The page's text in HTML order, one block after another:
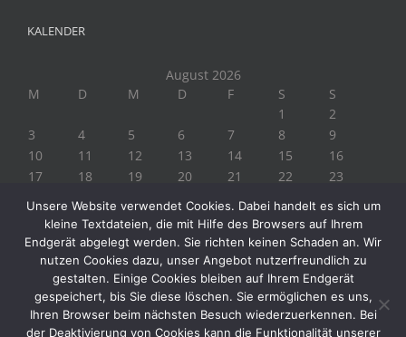
KALENDER
August 2026
M
D M D F S
S
1
2
3
4 5 6 7 8
9
10
11 12 13 14 15
16
17
18 19 20 21 22
23
« Juli
Unsere Website verwendet Cookies. Dabei handelt es sich um
kleine Textdateien, die mit Hilfe des Browsers auf Ihrem
Endgerät abgelegt werden. Sie richten keinen Schaden an. Wir
nutzen Cookies dazu, unser Angebot nutzerfreundlich zu
gestalten. Einige Cookies bleiben auf Ihrem Endgerät
gespeichert, bis Sie diese löschen. Sie ermöglichen es uns,
Ihren Browser beim nächsten Besuch wiederzuerkennen. Bei
der Deaktivierung von Cookies kann die Funktionalität unserer